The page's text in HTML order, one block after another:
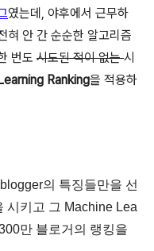
였는데, 야후에서 근무하
혀 안 간 순순한 알고리즘
번도 시도된 적이 없는시
Ranking을 적용하
의 특징들만을 선
시키고 그 Machine Lea
만 블로거의 랭킹을